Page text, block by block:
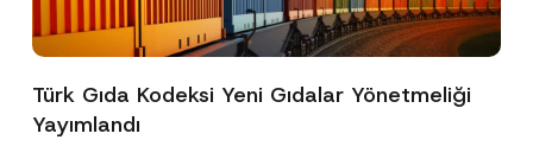
Türk Gıda Kodeksi Yeni Gıdalar Yönetmeliği
Yayımlandı
P
Bu iletişim formu aracılığıyla sağlanan kişisel